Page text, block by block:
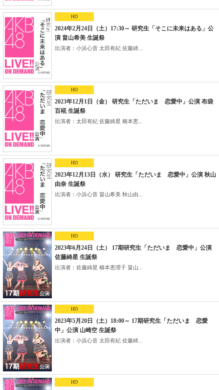
HD
2024年2月24日（土）17:30～ 研究生「そこに未来はある」公
演 畠山希美 生誕祭
出演者：小浜心音 太田有紀 佐藤綺...
HD
2023年12月1日（金） 研究生「ただいま 恋愛中」公演 布袋
百椛 生誕祭
出演者：太田有紀 佐藤綺星 橋本恵...
HD
2023年12月13日（水） 研究生「ただいま 恋愛中」公演 秋山
由奈 生誕祭
出演者：小浜心音 畠山希美 秋山由...
HD
2023年6月24日（土） 17期研究生「ただいま 恋愛中」公演
佐藤綺星 生誕祭
出演者：佐藤綺星 橋本恵理子 畠山...
HD
2023年5月20日（土）18:00～ 17期研究生「ただいま 恋愛
中」公演 山崎空 生誕祭
出演者：小浜心音 太田有紀 佐藤綺...
HD